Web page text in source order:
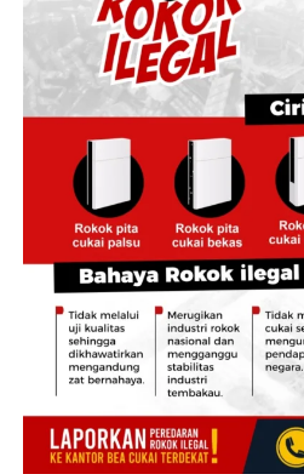
Ketua NPCI Provinsi Jambi
bangga atas raihan prestasi
tidak meninggalkan program
Jambi ada even Pekan
Peparprov, Bayu tetap di Solo
Hasil tidak membohongi usaha
Yusuf berharap pemerintah
kepada Bayu. “Dia disabilitas,
internasional, sudah
memberikan penghargaan
diangkat menjadi Aparatur